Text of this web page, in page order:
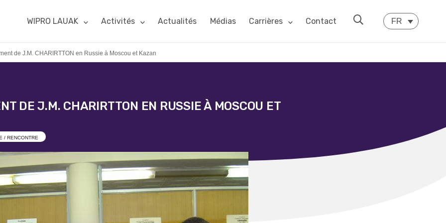
WIPRO LAUAK Activités Actualités Médias Carrières Contact FR
de J.M. CHARIRTTON en Russie à Moscou et Kazan
DE J.M. CHARIRTTON EN RUSSIE À MOSCOU ET
/ RENCONTRE